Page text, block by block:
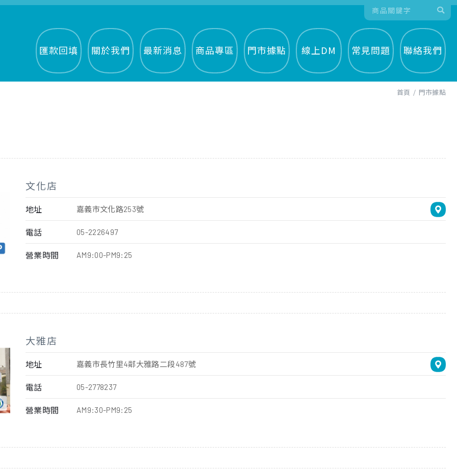
匯款回填 關於我們 最新消息 商品專區 門市據點 線上DM 常見問題 聯絡我們
首頁 門市據點
文化店
營業時間 AM9:00-PM9:25
電話 05-2226497
地址 嘉義市文化路253號
大雅店
營業時間 AM9:30-PM9:25
電話 05-2778237
地址 嘉義市長竹里4鄰大雅路二段487號